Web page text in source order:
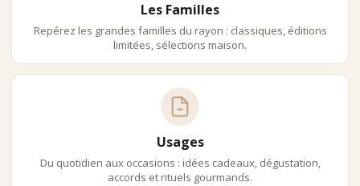
Les Familles
Repérez les grandes familles du rayon : classiques, éditions
limitées, sélections maison.
Usages
Du quotidien aux occasions : idées cadeaux, dégustation,
accords et rituels gourmands.